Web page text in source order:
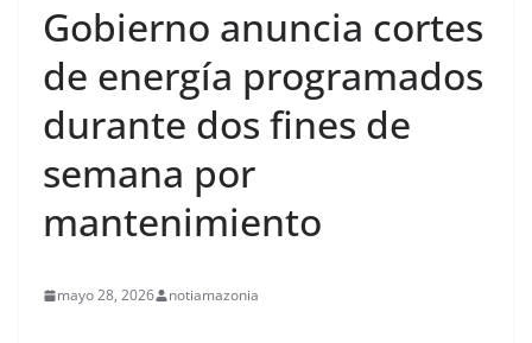
Gobierno anuncia cortes
de energía programados
durante dos fines de
semana por
mantenimiento
mayo 28, 2026 notiamazonia